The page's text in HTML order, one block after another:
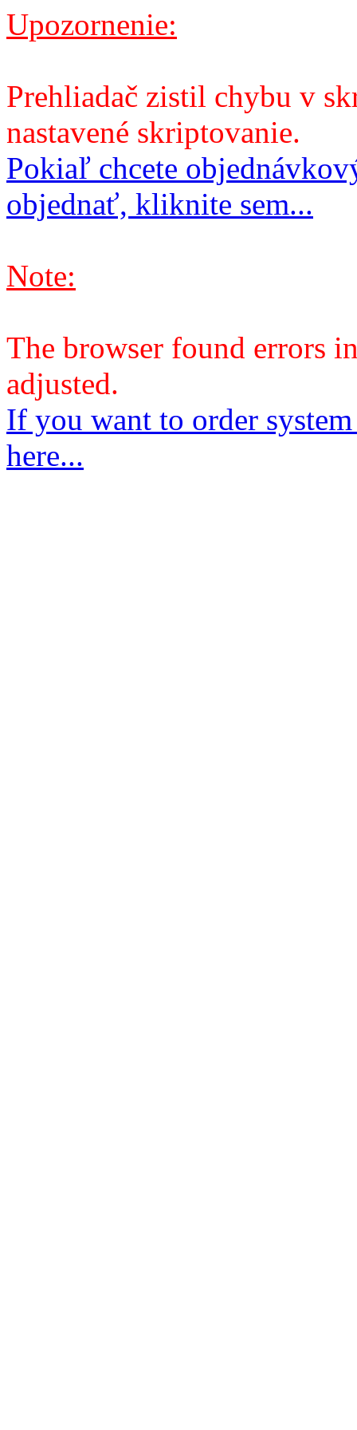
Upozornenie:
Prehliadač zistil chybu v
nastavené skriptovanie.
Pokiaľ chcete
objednať, kliknite sem...
Note:
The browser found errors
adjusted.
If you want to order
here...